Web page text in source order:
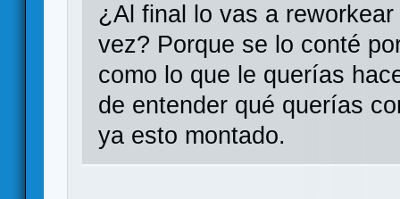
¿Al final lo vas a
vez? Porque se lo conté
como lo que le querías
de entender qué querías
ya esto montado.